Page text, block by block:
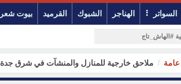
السواتر الهناجر الشبوك القرميد بيوت شعر
ملاحق خارجية للمنازل والمنشآت في شرق جدة